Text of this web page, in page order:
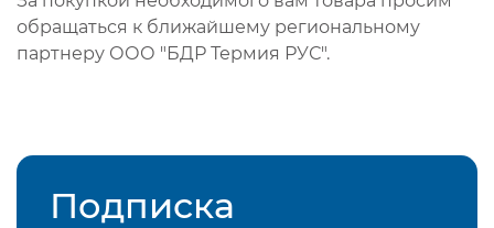
обращаться к ближайшему региональному
партнеру ООО "БДР Термия РУС".
Подписка